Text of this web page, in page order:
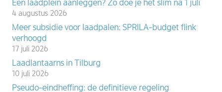
Een laadplein aanleggen? Zo doe je het slim na 1 juli
4 augustus 2026
Meer subsidie voor laadpalen: SPRILA-budget flink
verhoogd
17 juli 2026
Laadlantaarns in Tilburg
10 juli 2026
Pseudo-eindheffing: de definitieve regeling